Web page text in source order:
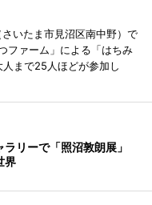
いたま市見沼区南中野）で
ファーム」による「はちみ
まで25人ほどが参加し
ラリーで「照沼敦朗展」
界